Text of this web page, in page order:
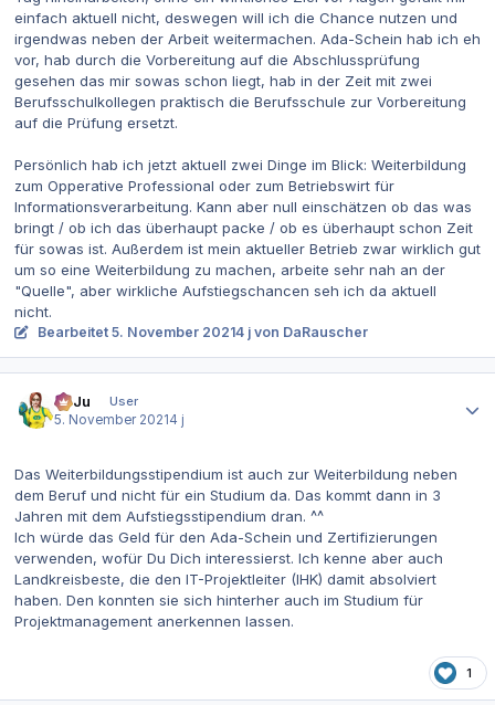
einfach aktuell nicht, deswegen will ich die Chance nutzen und
irgendwas neben der Arbeit weitermachen. Ada-Schein hab ich eh
vor, hab durch die Vorbereitung auf die Abschlussprüfung
gesehen das mir sowas schon liegt, hab in der Zeit mit zwei
Berufsschulkollegen praktisch die Berufsschule zur Vorbereitung
auf die Prüfung ersetzt.
Persönlich hab ich jetzt aktuell zwei Dinge im Blick: Weiterbildung
zum Opperative Professional oder zum Betriebswirt für
Informationsverarbeitung. Kann aber null einschätzen ob das was
bringt / ob ich das überhaupt packe / ob es überhaupt schon Zeit
für sowas ist. Außerdem ist mein aktueller Betrieb zwar wirklich gut
um so eine Weiterbildung zu machen, arbeite sehr nah an der
"Quelle", aber wirkliche Aufstiegschancen seh ich da aktuell
nicht.
Bearbeitet5. November 20214 j von DaRauscher
SaJu
User
5. November 20214 j
Das Weiterbildungsstipendium ist auch zur Weiterbildung neben
dem Beruf und nicht für ein Studium da. Das kommt dann in 3
Jahren mit dem Aufstiegsstipendium dran. ^^
Ich würde das Geld für den Ada-Schein und Zertifizierungen
verwenden, wofür Du Dich interessierst. Ich kenne aber auch
Landkreisbeste, die den IT-Projektleiter (IHK) damit absolviert
haben. Den konnten sie sich hinterher auch im Studium für
Projektmanagement anerkennen lassen.
1